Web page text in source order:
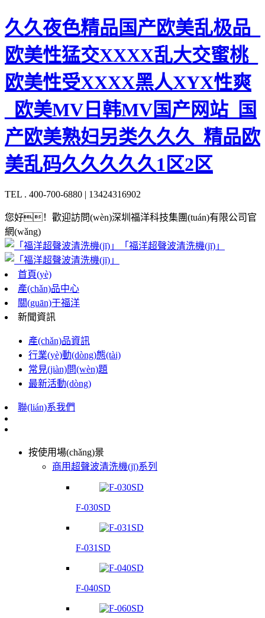
久久夜色精品国产欧美乱极品_
欧美性猛交XXXX乱大交蜜桃_
欧美性受XXXX黑人XYX性爽
_欧美MV日韩MV国产网站_国
产欧美熟妇另类久久久_精品欧
美乱码久久久久久1区2区
TEL . 400-700-6880 | 13424316902
您好！歡迎訪問(wèn)深圳福洋科技集團(tuán)有限公司官
網(wǎng)
「福洋超聲波清洗機(jī)」
首頁(yè)
產(chǎn)品中心
關(guān)于福洋
新聞資訊
產(chǎn)品資訊
行業(yè)動(dòng)態(tài)
常見(jiàn)問(wèn)題
最新活動(dòng)
聯(lián)系我們
按使用場(chǎng)景
商用超聲波清洗機(jī)系列
F-030SD
F-031SD
F-040SD